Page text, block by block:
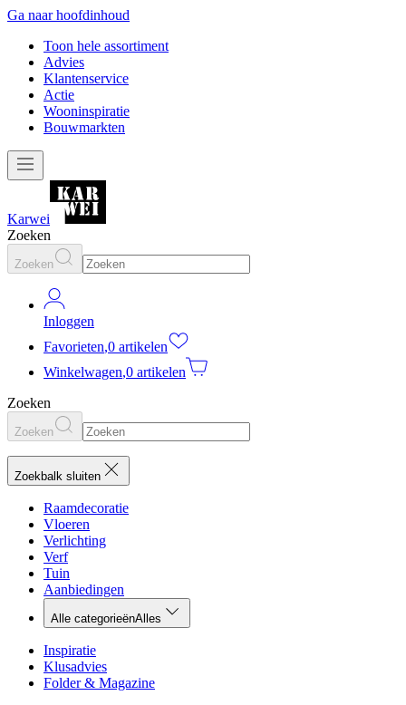
Ga naar hoofdinhoud
Toon hele assortiment
Advies
Klantenservice
Actie
Wooninspiratie
Bouwmarkten
Karwei
Zoeken
Zoeken
Inloggen
Favorieten,0 artikelen
Winkelwagen,0 artikelen
Zoeken
Zoeken
Zoekbalk sluiten
Raamdecoratie
Vloeren
Verlichting
Verf
Tuin
Aanbiedingen
Alle categorieënAlles
Inspiratie
Klusadvies
Folder & Magazine